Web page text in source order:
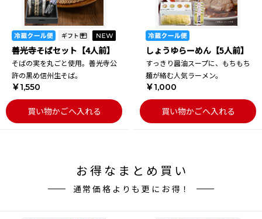
善光寺そばセット【4人前】
そばの実を丸ごと使用。善光寺公
許の黒め信州生そば。
￥1,550
買い物かごへ入れる
しょうゆらーめん【5人前】
すっきり醤油スープに、もちもち
麺が絡む人気ラーメン。
￥1,000
買い物かごへ入れる
お得なまとめ買い
通常価格よりも更にお得！